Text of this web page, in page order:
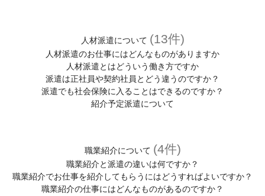
人材派遣について (13件)
人材派遣のお仕事にはどんなものがありますか
人材派遣とはどういう働き方ですか
派遣は正社員や契約社員とどう違うのですか？
派遣でも社会保険に入ることはできるのですか？
紹介予定派遣について
職業紹介について (4件)
職業紹介と派遣の違いは何ですか？
職業紹介でお仕事を紹介してもらうにはどうすればよいですか？
職業紹介の仕事にはどんなものがあるのですか？